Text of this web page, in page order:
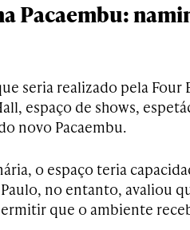
Pacaembu:
seria realizado pela Four
espaço de shows,
novo Pacaembu.
o espaço teria
no entanto, avaliou
que o ambiente